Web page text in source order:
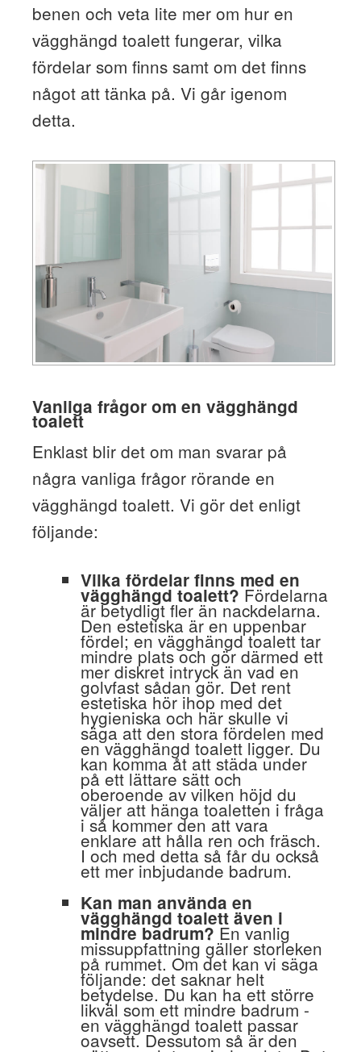
benen och veta lite mer om hur en
vägghängd toalett fungerar, vilka
fördelar som finns samt om det finns
något att tänka på. Vi går igenom
detta.
Vanliga frågor om en vägghängd
toalett
Enklast blir det om man svarar på
några vanliga frågor rörande en
vägghängd toalett. Vi gör det enligt
följande:
Vilka fördelar finns med en
vägghängd toalett? Fördelarna
är betydligt fler än nackdelarna.
Den estetiska är en uppenbar
fördel; en vägghängd toalett tar
mindre plats och gör därmed ett
mer diskret intryck än vad en
golvfast sådan gör. Det rent
estetiska hör ihop med det
hygieniska och här skulle vi
säga att den stora fördelen med
en vägghängd toalett ligger. Du
kan komma åt att städa under
på ett lättare sätt och
oberoende av vilken höjd du
väljer att hänga toaletten i fråga
i så kommer den att vara
enklare att hålla ren och fräsch.
I och med detta så får du också
ett mer inbjudande badrum.
Kan man använda en
vägghängd toalett även i
mindre badrum? En vanlig
missuppfattning gäller storleken
på rummet. Om det kan vi säga
följande: det saknar helt
betydelse. Du kan ha ett större
likväl som ett mindre badrum -
en vägghängd toalett passar
oavsett. Dessutom så är den